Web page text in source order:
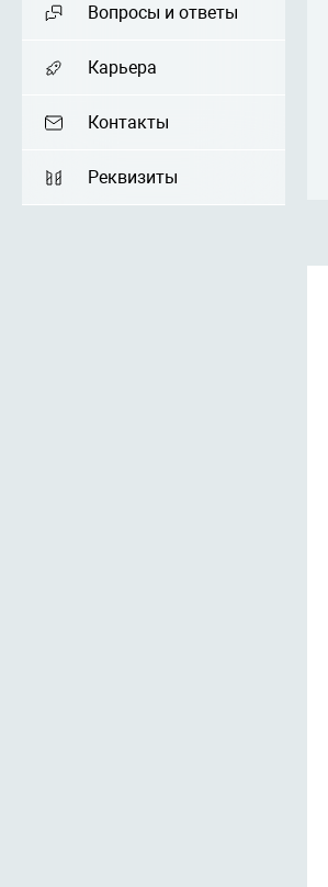
Вопросы и ответы
Карьера
Контакты
Реквизиты